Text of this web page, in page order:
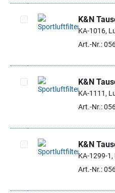
Artikel auswählen
K&N
KA-1016,
Art.-Nr.:
Artikel auswählen
K&N
KA-1111,
Art.-Nr.:
Artikel auswählen
K&N
KA-1299-
Art.-Nr.: